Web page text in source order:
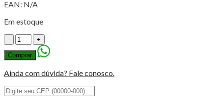
EAN: N/A
Em estoque
Stencil
OPA
3259
Amor
-
Frase
Comprar
Ainda com dúvida? Fale conosco.